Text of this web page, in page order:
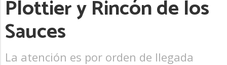
Plottier y Rincón de los
Sauces
La atención es por orden de llegada